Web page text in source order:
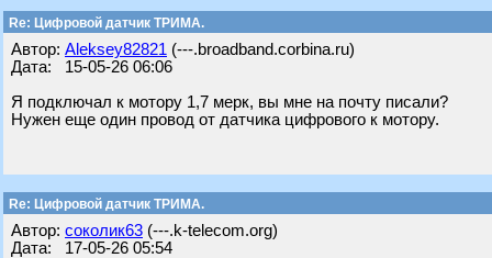
Re: Цифровой датчик ТРИМА.
Автор: Aleksey82821 (---.broadband.corbina.ru)
Дата: 15-05-26 06:06
Я подключал к мотору 1,7 мерк, вы мне на почту писали?
Нужен еще один провод от датчика цифрового к мотору.
Re: Цифровой датчик ТРИМА.
Автор: соколик63 (---.k-telecom.org)
Дата: 17-05-26 05:54